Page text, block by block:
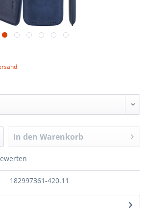
In den Warenkorb
182997361-420.11